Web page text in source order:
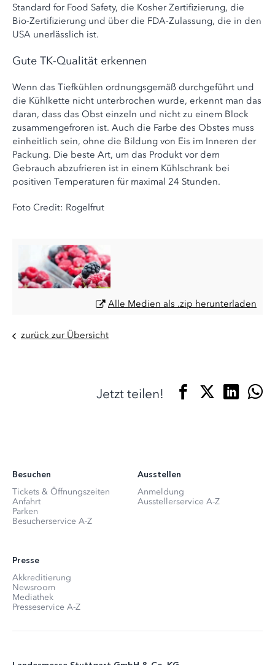
Standard for Food Safety, die Kosher Zertifizierung, die
Bio-Zertifizierung und über die FDA-Zulassung, die in den
USA unerlässlich ist.
Gute TK-Qualität erkennen
Wenn das Tiefkühlen ordnungsgemäß durchgeführt und
die Kühlkette nicht unterbrochen wurde, erkennt man das
daran, dass das Obst einzeln und nicht zu einem Block
zusammengefroren ist. Auch die Farbe des Obstes muss
einheitlich sein, ohne die Bildung von Eis im Inneren der
Packung. Die beste Art, um das Produkt vor dem
Gebrauch abzufrieren ist in einem Kühlschrank bei
positiven Temperaturen für maximal 24 Stunden.
Foto Credit: Rogelfrut
Alle Medien als .zip herunterladen
zurück zur Übersicht
Jetzt teilen!
Besuchen
Tickets & Öffnungszeiten
Anfahrt
Parken
Besucherservice A-Z
Ausstellen
Anmeldung
Ausstellerservice A-Z
Presse
Akkreditierung
Newsroom
Mediathek
Presseservice A-Z